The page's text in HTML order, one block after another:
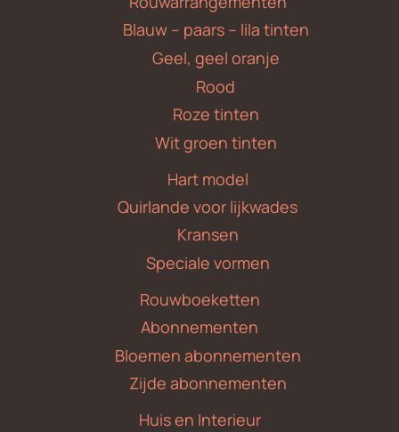
Blauw – paars – lila tinten
Geel, geel oranje
Rood
Roze tinten
Wit groen tinten
Hart model
Quirlande voor lijkwades
Kransen
Speciale vormen
Rouwboeketten
Abonnementen
Bloemen abonnementen
Zijde abonnementen
Huis en Interieur